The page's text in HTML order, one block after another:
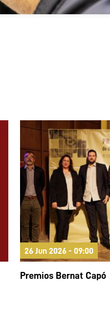
26 Jun 2026 - 09:00
Premios Bernat Capó